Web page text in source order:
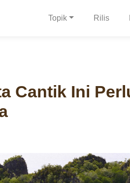
Topik Rilis
Cantik Ini